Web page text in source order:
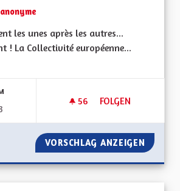
les unes après les autres...
! La Collectivité européenne...
56 56 FOLLOWER
FOLGEN
S'ENGAGER POUR
VORSCHLAG ANZEIGEN